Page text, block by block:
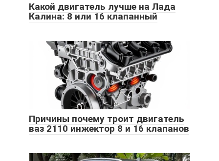
Какой двигатель лучше на Лада
Калина: 8 или 16 клапанный
Причины почему троит двигатель
ваз 2110 инжектор 8 и 16 клапанов